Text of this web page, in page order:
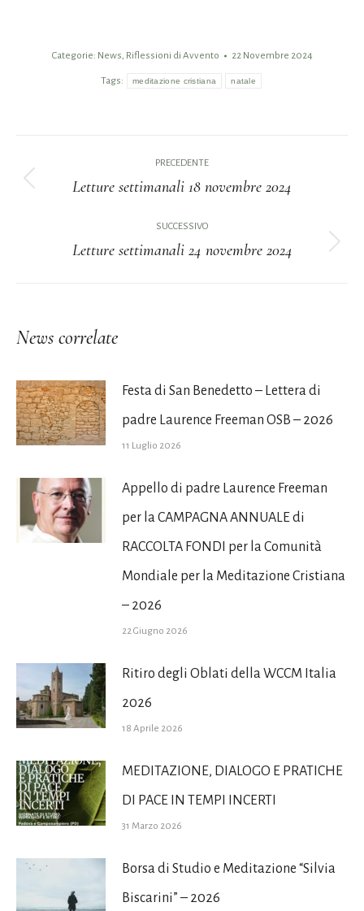
Categorie: News, Riflessioni di Avvento 22 Novembre 2024
Tags: meditazione cristiana natale
tra
PRECEDENTE
Post
precedente:
Letture settimanali 18 novembre 2024
SUCCESSIVO
Prossimo
Letture settimanali 24 novembre 2024
News correlate
Festa di San Benedetto – Lettera di
padre Laurence Freeman OSB – 2026
11 Luglio 2026
Appello di padre Laurence Freeman
per la CAMPAGNA ANNUALE di
RACCOLTA FONDI per la Comunità
Mondiale per la Meditazione Cristiana
– 2026
22 Giugno 2026
Ritiro degli Oblati della WCCM Italia
2026
18 Aprile 2026
MEDITAZIONE, DIALOGO E PRATICHE
DI PACE IN TEMPI INCERTI
31 Marzo 2026
Borsa di Studio e Meditazione “Silvia
Biscarini” – 2026